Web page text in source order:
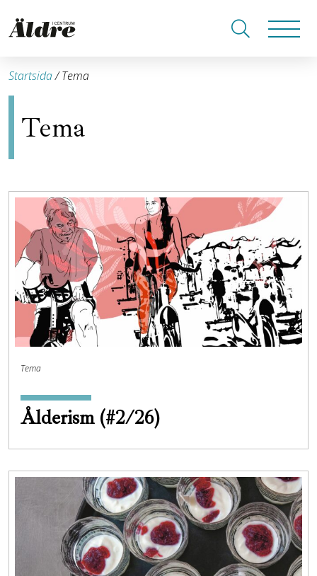
Startsida/Tema
Tema
Tema
Ålderism (#2/26)